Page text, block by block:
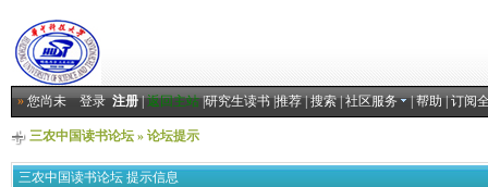
»您尚未登录 注册|返回主站|研究生读书|推荐|搜索|社区服务 |帮助|订阅
三农中国读书论坛» 论坛提示
三农中国读书论坛 提示信息